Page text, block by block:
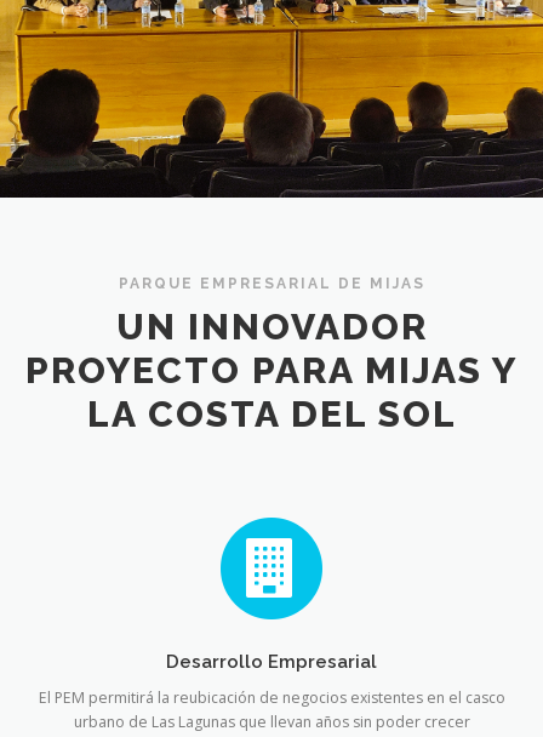
PARQUE EMPRESARIAL DE MIJAS
UN INNOVADOR
PROYECTO PARA MIJAS Y
LA COSTA DEL SOL
Desarrollo Empresarial
El PEM permitirá la reubicación de negocios existentes en el casco
urbano de Las Lagunas que llevan años sin poder crecer